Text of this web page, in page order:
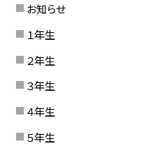
お知らせ
１年生
２年生
３年生
４年生
５年生